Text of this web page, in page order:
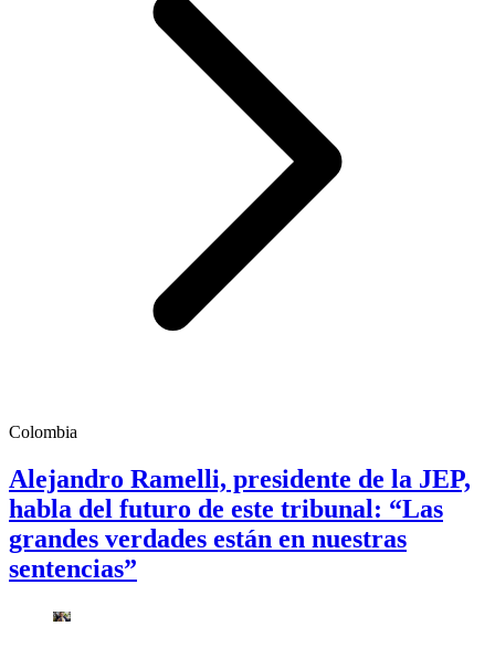
Colombia
Alejandro Ramelli, presidente de la JEP,
habla del futuro de este tribunal: “Las
grandes verdades están en nuestras
sentencias”